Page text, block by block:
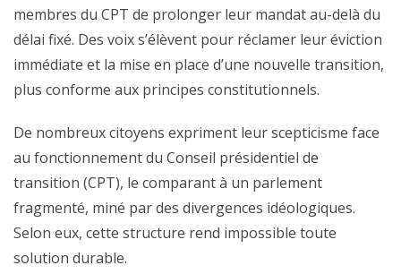
membres du CPT de prolonger leur mandat au-delà du
délai fixé. Des voix s’élèvent pour réclamer leur éviction
immédiate et la mise en place d’une nouvelle transition,
plus conforme aux principes constitutionnels.
De nombreux citoyens expriment leur scepticisme face
au fonctionnement du Conseil présidentiel de
transition (CPT), le comparant à un parlement
fragmenté, miné par des divergences idéologiques.
Selon eux, cette structure rend impossible toute
solution durable.